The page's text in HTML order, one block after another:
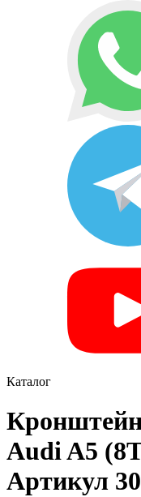
Каталог
Audi A5
Артикул